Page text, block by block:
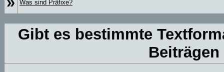
Was sind Präfixe?
Gibt es bestimmte